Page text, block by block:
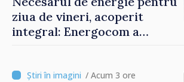
ziua de vineri, acoperit
integral: Energocom a
/ Acum 3 ore